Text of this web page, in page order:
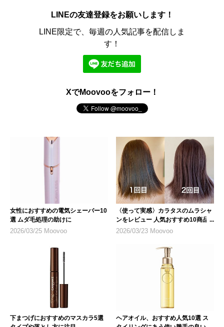
LINEの友達登録をお願いします！
LINE限定で、毎週の人気記事を配信しま
す！
XでMoovooをフォロー！
女性におすすめの電気シェーバー10
選 ムダ毛処理の助けに
2026/03/25 Moovoo
〈使って実感〉カラタスのムラシャ
ンをレビュー 人気おすすめ10商品
も紹介
2026/03/23 Moovoo
下まつげにおすすめのマスカラ5選
ヘアオイル、おすすめ人気10選 ス